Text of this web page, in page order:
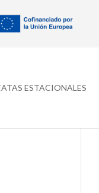
ESTACIONALES